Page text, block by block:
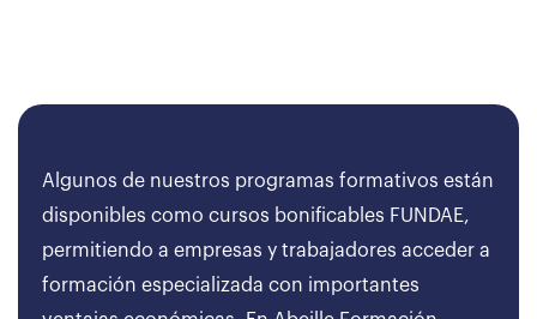
Algunos de nuestros programas formativos están
disponibles como cursos bonificables FUNDAE,
permitiendo a empresas y trabajadores acceder a
formación especializada con importantes